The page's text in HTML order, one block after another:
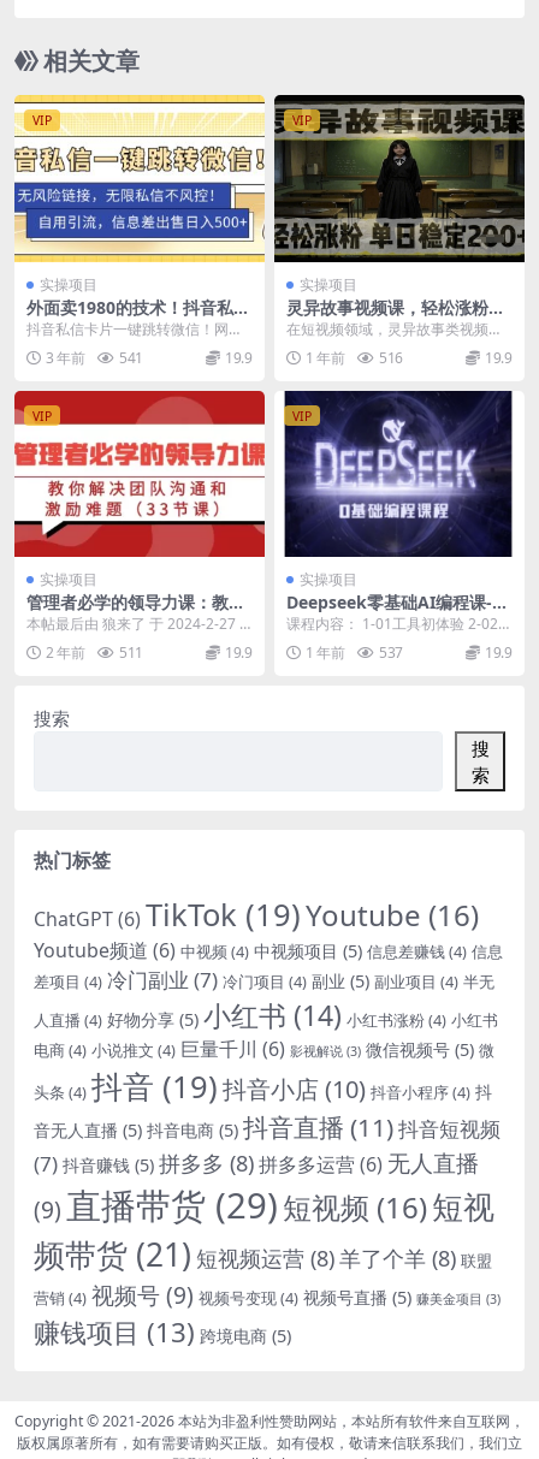
相关文章
VIP
实操项目
外面卖1980的技术！抖音私信
一键跳转微信！无风险卡片不
抖音私信卡片一键跳转微信！网上
一条链接卖30，技术卖980！今天
免费公开！ 卡片...
3 年前 541 19.9
VIP
实操项目
灵异故事视频课，轻松涨粉，
单日稳定200+
在短视频领域，灵异故事类视频凭
借其独特魅力，吸引着大量观众，
成为涨粉与变现的热门...
1 年前 516 19.9
VIP
实操项目
管理者必学的领导力课：教你
解决团队沟通和激励难题（33
节课）
本帖最后由 狼来了 于 2024-2-27 1
1:41 编辑 90%管理者都要面...
2 年前 511 19.9
VIP
实操项目
Deepseek零基础AI编程课-de
epseek教程
课程内容： 1-01工具初体验 2-02语
法指令拆解 3-03算法类工具设计
4... 1 年前 537 19.9
搜索
搜
索
热门标签
ChatGPT(6) TikTok (19)Youtube (16)
Youtube频道 (6) 中视频(4) 中视频项目 (5) 信息差赚钱(4) 信息
差项目 (4) 冷门副业 (7) 冷门项目 (4) 副业 (5) 副业项目 (4) 半无
人直播 (4) 好物分享 (5) 小红书 (14) 小红书涨粉(4) 小红书
电商(4) 小说推文 (4) 巨量千川 (6) 影视解说 (3) 微信视频号 (5) 微
头条 (4) 抖音 (19)抖音小店(10) 抖音小程序(4) 抖
音无人直播 (5) 抖音电商 (5) 抖音直播 (11)抖音短视频
(7) 抖音赚钱 (5) 拼多多 (8)拼多多运营(6) 无人直播
(9)直播带货 (29)短视频 (16)短视
频带货 (21) 短视频运营 (8)羊了个羊 (8) 联盟
营销 (4) 视频号(9) 视频号变现(4) 视频号直播 (5) 赚美金项目 (3)
赚钱项目 (13) 跨境电商 (5)
Copyright © 2021-2026本站为非盈利性赞助网站，本站所有软件来自互联网，
版权属原著所有，如有需要请购买正版。如有侵权，敬请来信联系我们，我们立